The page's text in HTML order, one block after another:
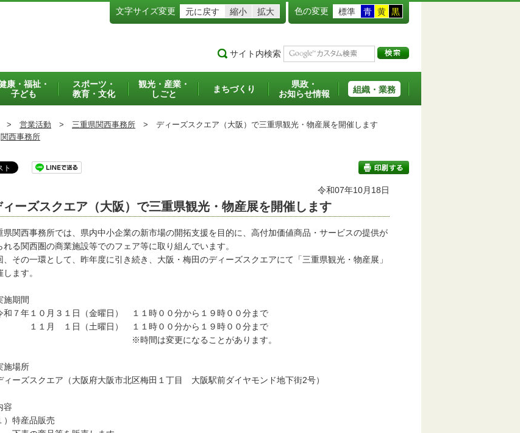
文字サイズ変更 元に戻す 縮小 拡大 色の変更 標準 青 黄 黒
サイト内検索
康・福祉・
子ども
スポーツ・
教育・文化
観光・産業・
しごと
まちづくり
県政・
お知らせ情報
組織・業務
> 営業活動 > 三重県関西事務所 > ディーズスクエア（大阪）で三重県観光・物産展を開催します
関西事務所
印刷する
令和07年10月18日
ィーズスクエア（大阪）で三重県観光・物産展を開催します
関西事務所では、県内中小企業の新市場の開拓支援を目的に、高付加価値商品・サービスの提供が
れる関西圏の商業施設等でのフェア等に取り組んでいます。
その一環として、昨年度に引き続き、大阪・梅田のディーズスクエアにて「三重県観光・物産展」
ます。
期間
年１０月３１日（金曜日） １１時００分から１９時００分まで
月 １日（土曜日） １１時００分から１９時００分まで
間は変更になることがあります。
場所
ズスクエア（大阪府大阪市北区梅田１丁目 大阪駅前ダイヤモンド地下街2号）
容
特産品販売